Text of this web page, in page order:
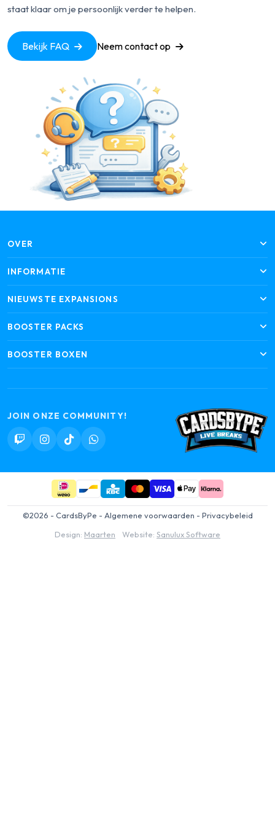
staat klaar om je persoonlijk verder te helpen.
Bekijk FAQ Neem contact op
OVER
INFORMATIE
NIEUWSTE EXPANSIONS
BOOSTER PACKS
BOOSTER BOXEN
JOIN ONZE COMMUNITY!
©2026 - CardsByPe - Algemene voorwaarden - Privacybeleid
Design: Maarten Website: Sanulux Software